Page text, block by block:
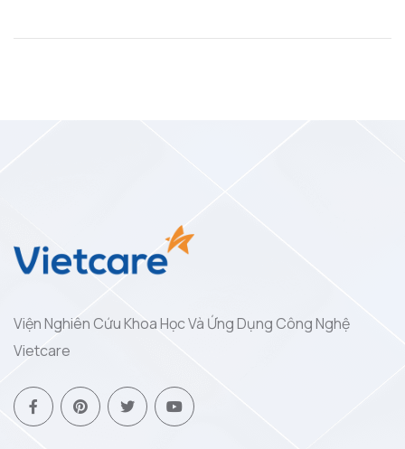
Viện Nghiên Cứu Khoa Học Và Ứng Dụng Công Nghệ
Vietcare